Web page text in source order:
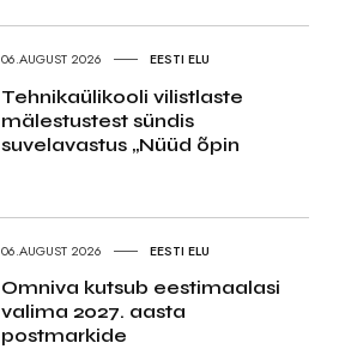
06.AUGUST 2026 EESTI ELU
Tehnikaülikooli vilistlaste
mälestustest sündis
suvelavastus „Nüüd õpin
06.AUGUST 2026 EESTI ELU
Omniva kutsub eestimaalasi
valima 2027. aasta
postmarkide